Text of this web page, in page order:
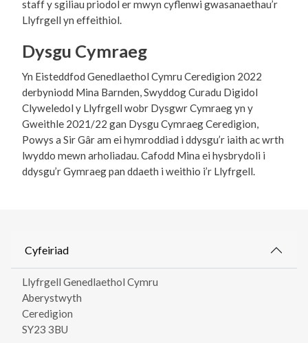
staff y sgiliau priodol er mwyn cyflenwi gwasanaethau’r
Llyfrgell yn effeithiol.
Dysgu Cymraeg
Yn Eisteddfod Genedlaethol Cymru Ceredigion 2022
derbyniodd Mina Barnden, Swyddog Curadu Digidol
Clyweledol y Llyfrgell wobr Dysgwr Cymraeg yn y
Gweithle 2021/22 gan Dysgu Cymraeg Ceredigion,
Powys a Sir Gâr am ei hymroddiad i ddysgu’r iaith ac wrth
lwyddo mewn arholiadau. Cafodd Mina ei hysbrydoli i
ddysgu’r Gymraeg pan ddaeth i weithio i’r Llyfrgell.
Cyfeiriad
Llyfrgell Genedlaethol Cymru
Aberystwyth
Ceredigion
SY23 3BU